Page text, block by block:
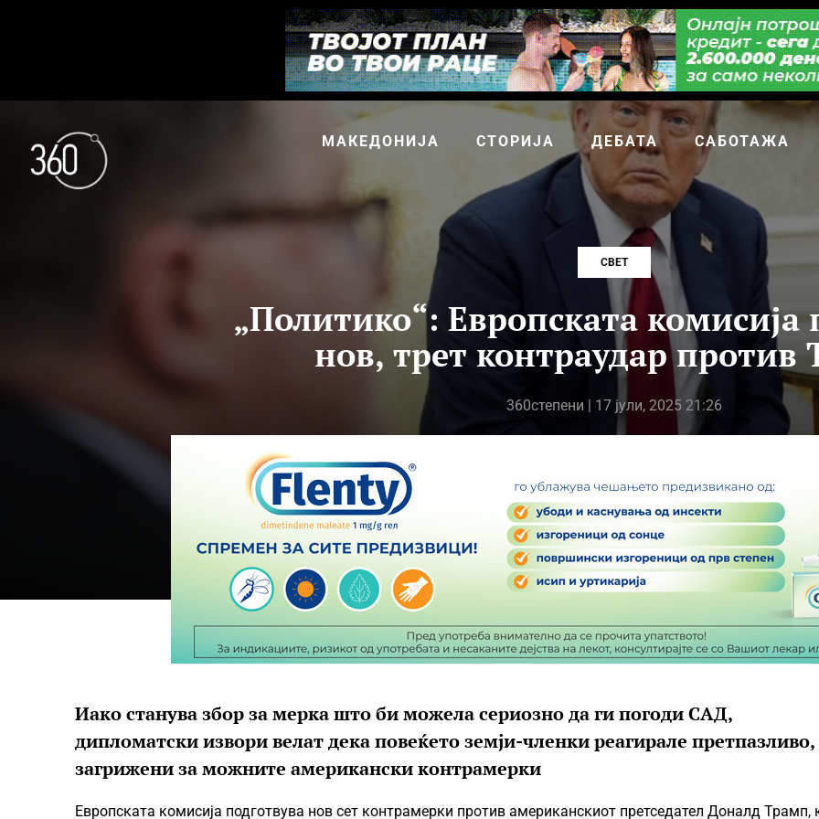
МАКЕДОНИЈА СТОРИЈА ДЕБАТА САБОТАЖА
СВЕТ
„Политико“: Европската комисија
нов, трет контраудар против
360степени | 17 јули, 2025 21:26
Иако станува збор за мерка што би можела сериозно да ги погоди САД,
дипломатски извори велат дека повеќето земји-членки реагирале претпазливо,
загрижени за можните американски контрамерки
Европската комисија подготвува нов сет контрамерки против американскиот претседател Доналд Трамп,